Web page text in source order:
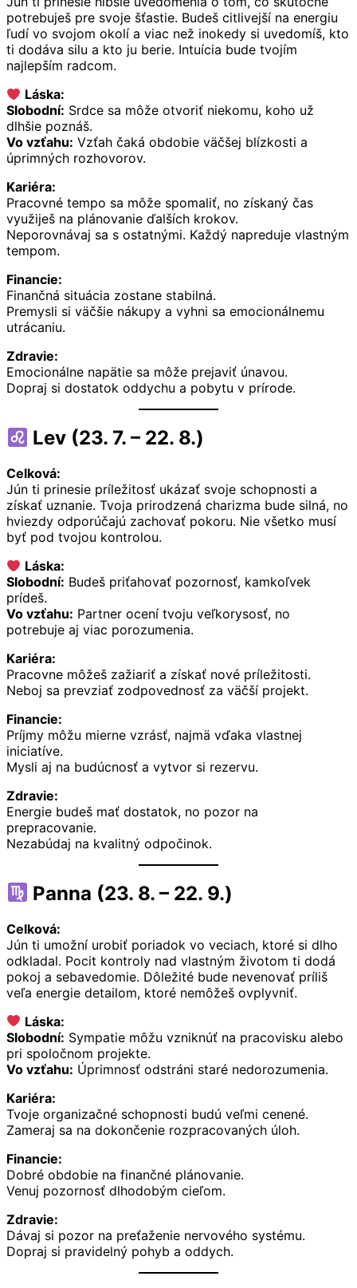
potrebuješ pre svoje šťastie. Budeš citlivejší na energiu
ľudí vo svojom okolí a viac než inokedy si uvedomíš, kto
ti dodáva silu a kto ju berie. Intuícia bude tvojím
najlepším radcom.
Láska:
Slobodní: Srdce sa môže otvoriť niekomu, koho už
dlhšie poznáš.
Vo vzťahu: Vzťah čaká obdobie väčšej blízkosti a
úprimných rozhovorov.
Kariéra:
Pracovné tempo sa môže spomaliť, no získaný čas
využiješ na plánovanie ďalších krokov.
Neporovnávaj sa s ostatnými. Každý napreduje vlastným
tempom.
Financie:
Finančná situácia zostane stabilná.
Premysli si väčšie nákupy a vyhni sa emocionálnemu
utrácaniu.
Zdravie:
Emocionálne napätie sa môže prejaviť únavou.
Dopraj si dostatok oddychu a pobytu v prírode.
Lev (23. 7. – 22. 8.)
Celková:
Jún ti prinesie príležitosť ukázať svoje schopnosti a
získať uznanie. Tvoja prirodzená charizma bude silná, no
hviezdy odporúčajú zachovať pokoru. Nie všetko musí
byť pod tvojou kontrolou.
Láska:
Slobodní: Budeš priťahovať pozornosť, kamkoľvek
prídeš.
Vo vzťahu: Partner ocení tvoju veľkorysosť, no
potrebuje aj viac porozumenia.
Kariéra:
Pracovne môžeš zažiariť a získať nové príležitosti.
Neboj sa prevziať zodpovednosť za väčší projekt.
Financie:
Príjmy môžu mierne vzrásť, najmä vďaka vlastnej
iniciatíve.
Mysli aj na budúcnosť a vytvor si rezervu.
Zdravie:
Energie budeš mať dostatok, no pozor na
prepracovanie.
Nezabúdaj na kvalitný odpočinok.
Panna (23. 8. – 22. 9.)
Celková:
Jún ti umožní urobiť poriadok vo veciach, ktoré si dlho
odkladal. Pocit kontroly nad vlastným životom ti dodá
pokoj a sebavedomie. Dôležité bude nevenovať príliš
veľa energie detailom, ktoré nemôžeš ovplyvniť.
Láska:
Slobodní: Sympatie môžu vzniknúť na pracovisku alebo
pri spoločnom projekte.
Vo vzťahu: Úprimnosť odstráni staré nedorozumenia.
Kariéra:
Tvoje organizačné schopnosti budú veľmi cenené.
Zameraj sa na dokončenie rozpracovaných úloh.
Financie:
Dobré obdobie na finančné plánovanie.
Venuj pozornosť dlhodobým cieľom.
Zdravie:
Dávaj si pozor na preťaženie nervového systému.
Dopraj si pravidelný pohyb a oddych.